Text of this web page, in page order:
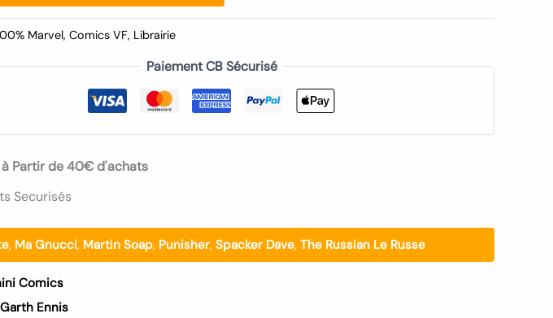
Marvel, Comics VF, Librairie
Paiement CB Sécurisé
à Partir de 40€ d'achats
Securisés
, Ma Gnucci, Martin Soap, Punisher, Spacker Dave, The Russian Le Russe
Comics
Garth Ennis